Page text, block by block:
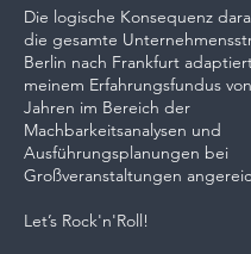
Die logische Konsequenz
die gesamte
Berlin nach Frankfurt
meinem Erfahrungsfundus
Jahren im Bereich der
Machbarkeitsanalysen und
Ausführungsplanungen bei
Großveranstaltungen
Let’s Rock'n'Roll!